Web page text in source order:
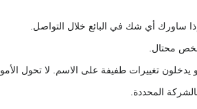
ساورك أي شك في البائع خلال التواصل.
محتال.
يدخلون تغييرات طفيفة على الاسم. لا تحول
المحددة.